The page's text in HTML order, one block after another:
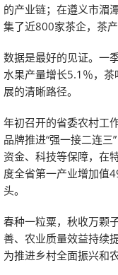
的产业链；在遵义市湄
集了近800家茶企，茶
数据是最好的见证。一
水果产量增长5.1％，
展的清晰路径。
年初召开的省委农村工
品牌推进“强一接二连
资金、科技等保障，在
度全省第一产业增加值
头。
春种一粒粟，秋收万颗
善、农业质量效益持续
为推进乡村全面振兴和